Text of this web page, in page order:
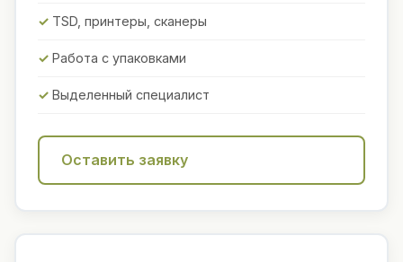
TSD, принтеры, сканеры
Работа с упаковками
Выделенный специалист
Оставить заявку